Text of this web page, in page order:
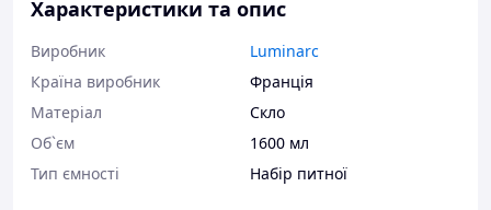
Характеристики та опис
Виробник
Luminarc
Країна виробник
Франція
Матеріал
Скло
Об`єм
1600 мл
Тип ємності
Набір питної